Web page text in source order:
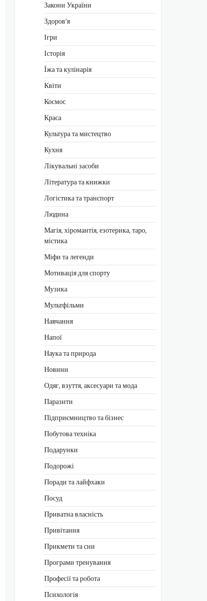
Закони України
Здоров'я
Ігри
Історія
Їжа та кулінарія
Квіти
Космос
Краса
Культура та мистецтво
Кухня
Лікувальні засоби
Література та книжки
Логістика та транспорт
Людина
Магія, хіромантія, езотерика, таро,
містика
Міфи та легенди
Мотивація для спорту
Музика
Мультфільми
Навчання
Напої
Наука та природа
Новини
Одяг, взуття, аксесуари та мода
Паразити
Підприємництво та бізнес
Побутова техніка
Подарунки
Подорожі
Поради та лайфхаки
Посуд
Приватна власність
Привітання
Прикмети та сни
Програми тренування
Професії та робота
Психологія